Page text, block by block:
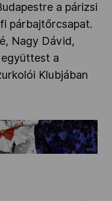
a párizsi
párbajtőrcsapat.
Nagy Dávid,
a
Klubjában
aranyat érő